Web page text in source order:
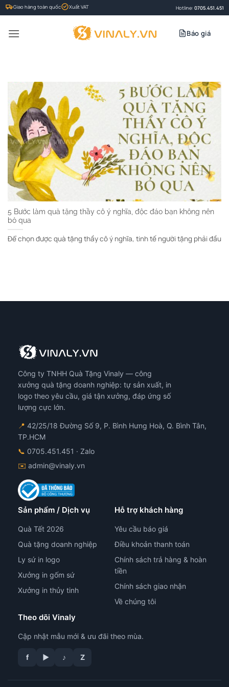
Bỏ
qua
nội
Giao hàng toàn quốc Xuất VAT Hotline: 0705.451.451
Báo giá
5 Bước làm quà tặng thầy cô ý nghĩa, độc đáo bạn không nên
bỏ qua
Để chọn được quà tặng thầy cô ý nghĩa, tinh tế người tặng phải đầu
Công ty TNHH Quà Tặng Vinaly — công
xưởng quà tặng doanh nghiệp: tự sản xuất, in
logo theo yêu cầu, giá tận xưởng, đáp ứng số
lượng cực lớn.
📍 42/25/18 Đường Số 9, P. Bình Hưng Hoà, Q. Bình Tân,
TP.HCM
📞 0705.451.451 · Zalo
✉️ admin@vinaly.vn
Sản phẩm / Dịch vụ
Quà Tết 2026
Quà tặng doanh nghiệp
Ly sứ in logo
Xưởng in gốm sứ
Xưởng in thủy tinh
Hỗ trợ khách hàng
Yêu cầu báo giá
Điều khoản thanh toán
Chính sách trả hàng & hoàn
tiền
Chính sách giao nhận
Về chúng tôi
Theo dõi Vinaly
Cập nhật mẫu mới & ưu đãi theo mùa.
f ▶ ♪ Z